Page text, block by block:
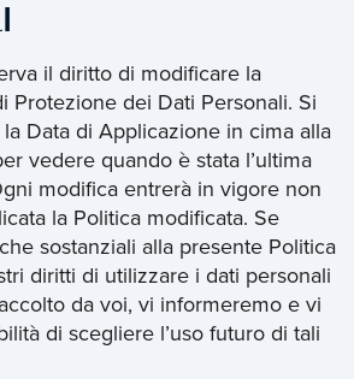
il diritto di modificare la
Protezione dei Dati Personali. Si
Data di Applicazione in cima alla
vedere quando è stata l’ultima
modifica entrerà in vigore non
la Politica modificata. Se
sostanziali alla presente Politica
diritti di utilizzare i dati personali
da voi, vi informeremo e vi
di scegliere l’uso futuro di tali